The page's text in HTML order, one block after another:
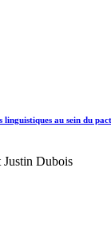
au sein du
Justin Dubois